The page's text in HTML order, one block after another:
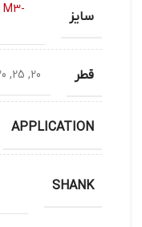
سایز
M3-
قطر 20, 25, 30, 38, 45, 55
APPLICATION
SHANK